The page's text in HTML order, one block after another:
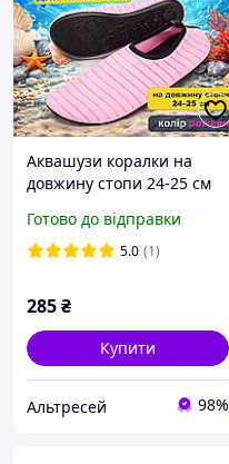
Аквашузи коралки на
довжину стопи 24-25 см
взуття для плавання
унісекс
Готово до відправки
5.0 (1)
285₴
Купити
Альтресей 98%